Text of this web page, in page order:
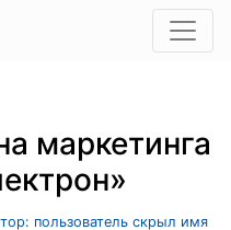
маркетинга
пользователь скрыл имя